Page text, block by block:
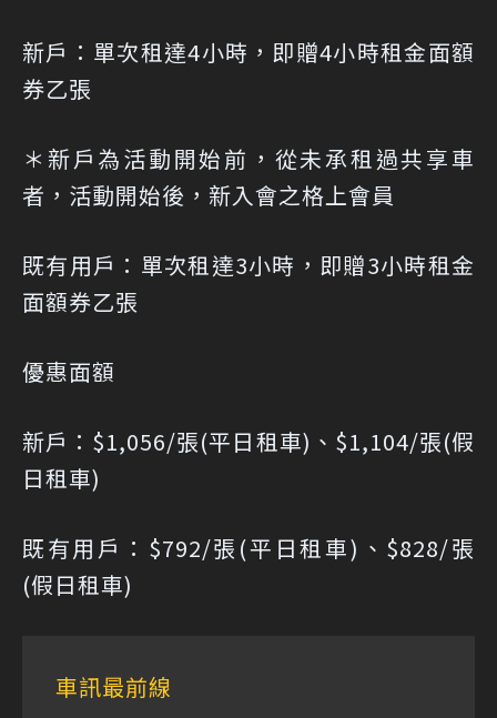
新戶：單次租達4小時，即贈4小時租金面額
券乙張
＊新戶為活動開始前，從未承租過共享車
者，活動開始後，新入會之格上會員
既有用戶：單次租達3小時，即贈3小時租金
面額券乙張
優惠面額
新戶：$1,056/張(平日租車)、$1,104/張(假
日租車)
既有用戶：$792/張(平日租車)、$828/張
(假日租車)
車訊最前線